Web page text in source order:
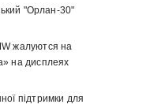
"Орлан-30"
жалуются на
на дисплеях
підтримки для